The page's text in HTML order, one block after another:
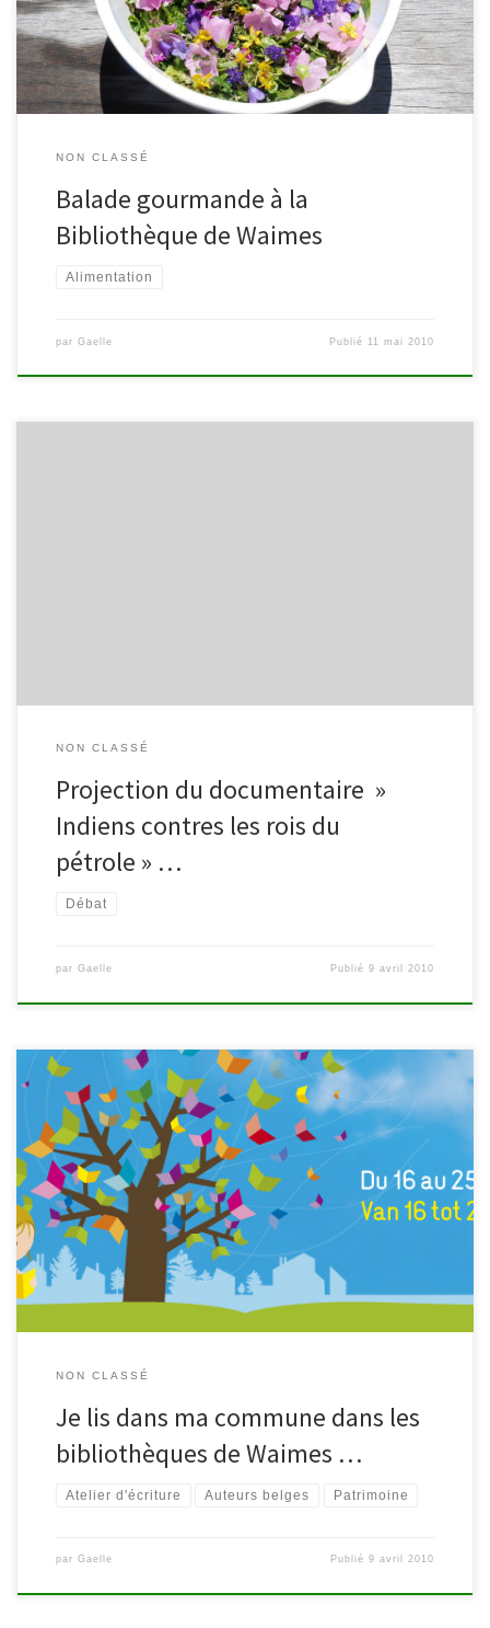
de la bibliothèque. Renseignements & réservations : 080/44.80.54
– bc.waimes@skynet.be – Rue […]
NON CLASSÉ
Balade gourmande à la
Bibliothèque de Waimes
Alimentation
par Gaelle Publié 11 mai 2010
NON CLASSÉ
Projection du documentaire »
Indiens contres les rois du
pétrole » …
Débat
par Gaelle Publié9 avril 2010
Partagez vos souvenirs Appel aux documents ayant traits au
patrimoine régional (principalement sur les métiers et entreprises
d’autrefois) ainsi qu’à la mémoire de la seconde guerre mondiale.
La bibliothèque numérisera les documents apportés et filmera les
témoignages des personnes intéressées. Ce matériel pourra être
consulté par tous à la bibliothèque. […]
NON CLASSÉ
Je lis dans ma commune dans les
bibliothèques de Waimes …
Atelier d'écriture Auteurs belges Patrimoine
par Gaelle Publié9 avril 2010